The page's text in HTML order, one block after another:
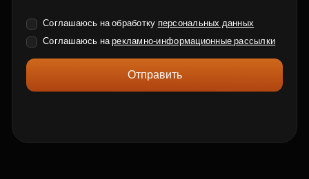
Соглашаюсь на обработку персональных данных
Соглашаюсь нарекламно-информационные рассылки
Отправить